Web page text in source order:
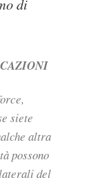
di
siete
altra
possono
del